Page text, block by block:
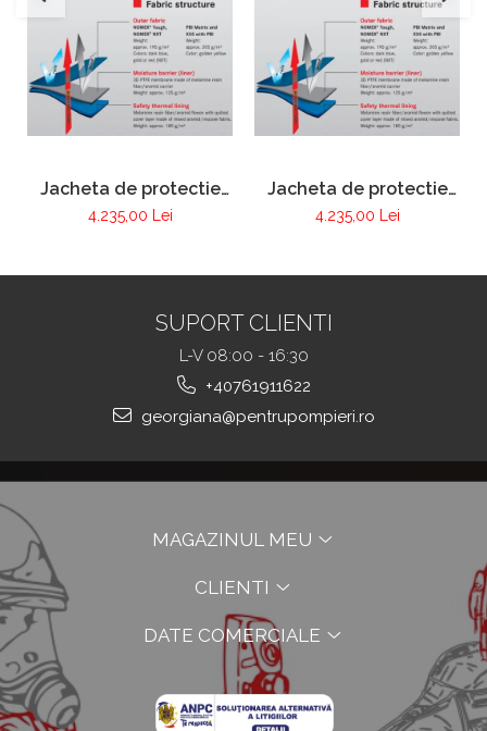
Jacheta de protectie
FIRE MAX 3 albastru
inchis, NOMEX®
4.235,00 Lei
Jacheta de protectie
FIRE MAX 3 galben,
NOMEX® Tought
4.235,00 Lei
SUPORT CLIENTI
L-V 08:00 - 16:30
+40761911622
georgiana@pentrupompieri.ro
MAGAZINUL MEU
CLIENTI
DATE COMERCIALE